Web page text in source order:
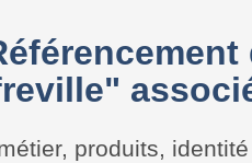
produits,